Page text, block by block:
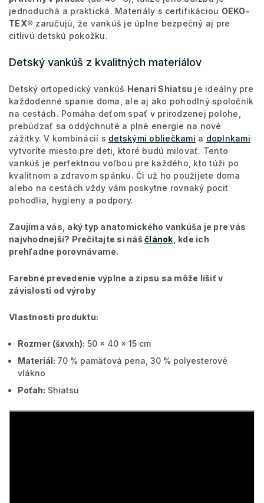
jednoduchá a praktická. Materiály s certifikáciou OEKO-
TEX® zaručujú, že vankúš je úplne bezpečný aj pre
citlivú detskú pokožku.
Detský vankúš z kvalitných materiálov
Detský ortopedický vankúš Henari Shiatsu je ideálny pre
každodenné spanie doma, ale aj ako pohodlný spoločník
na cestách. Pomáha deťom spať v prirodzenej polohe,
prebúdzať sa oddýchnuté a plné energie na nové
zážitky. V kombinácií s detskými obliečkami a doplnkami
vytvoríte miesto pre deti, ktoré budú milovať. Tento
vankúš je perfektnou voľbou pre každého, kto túži po
kvalitnom a zdravom spánku. Či už ho použijete doma
alebo na cestách vždy vám poskytne rovnaký pocit
pohodlia, hygieny a podpory.
Zaujíma vás, aký typ anatomického vankúša je pre vás
najvhodnejší? Prečítajte si náščlánok , kde ich
prehľadne porovnávame.
Farebné prevedenie výplne a zipsu sa môže líšiť v
závislosti od výroby
Vlastnosti produktu:
Rozmer (šxvxh): 50 x 40 x 15 cm
Materiál: 70 % pamäťová pena, 30 % polyesterové
vlákno
Poťah: Shiatsu